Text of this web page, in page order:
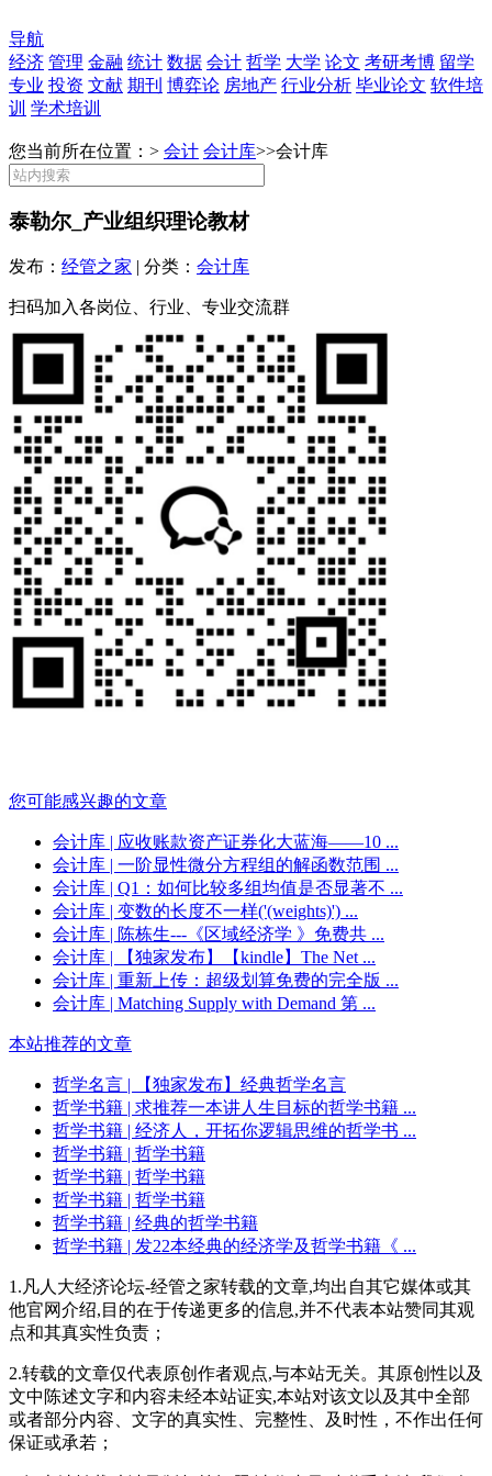
导航
经济 管理 金融 统计 数据 会计 哲学 大学 论文 考研考博 留学
专业 投资 文献 期刊 博弈论 房地产 行业分析 毕业论文 软件培
训 学术培训
您当前所在位置：> 会计 会计库>>会计库
泰勒尔_产业组织理论教材
发布： 经管之家 | 分类： 会计库
扫码加入各岗位、行业、专业交流群
您可能感兴趣的文章
会计库 | 应收账款资产证券化大蓝海——10 ...
会计库 | 一阶显性微分方程组的解函数范围 ...
会计库 | Q1：如何比较多组均值是否显著不 ...
会计库 | 变数的长度不一样('(weights)') ...
会计库 | 陈栋生---《区域经济学 》免费共 ...
会计库 | 【独家发布】【kindle】The Net ...
会计库 | 重新上传：超级划算免费的完全版 ...
会计库 | Matching Supply with Demand 第 ...
本站推荐的文章
哲学名言 | 【独家发布】经典哲学名言
哲学书籍 | 求推荐一本讲人生目标的哲学书籍 ...
哲学书籍 | 经济人，开拓你逻辑思维的哲学书 ...
哲学书籍 | 哲学书籍
哲学书籍 | 哲学书籍
哲学书籍 | 哲学书籍
哲学书籍 | 经典的哲学书籍
哲学书籍 | 发22本经典的经济学及哲学书籍《 ...
1.凡人大经济论坛-经管之家转载的文章,均出自其它媒体或其
他官网介绍,目的在于传递更多的信息,并不代表本站赞同其观
点和其真实性负责；
2.转载的文章仅代表原创作者观点,与本站无关。其原创性以及
文中陈述文字和内容未经本站证实,本站对该文以及其中全部
或者部分内容、文字的真实性、完整性、及时性，不作出任何
保证或承若；